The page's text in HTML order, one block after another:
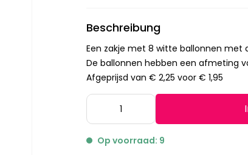
Beschreibung
Een zakje met 8 witte ballonnen met
De ballonnen hebben een afmeting
Afgeprijsd van € 2,25 voor € 1,95
Op voorraad: 9